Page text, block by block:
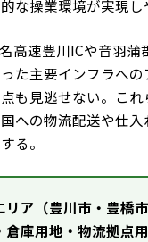
な操業環境が実現し
高速豊川ICや音羽蒲
た主要インフラへの
も見逃せない。これ
への物流配送や仕入
る。
リア（豊川市・豊橋
倉庫用地・物流拠点